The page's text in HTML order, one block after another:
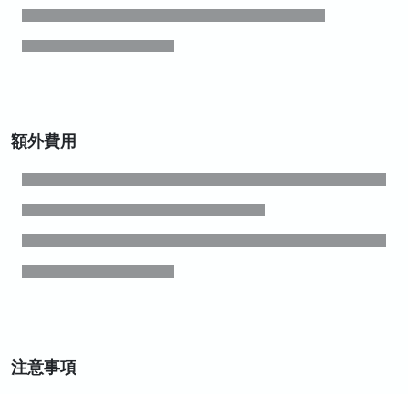
額外費用
注意事項